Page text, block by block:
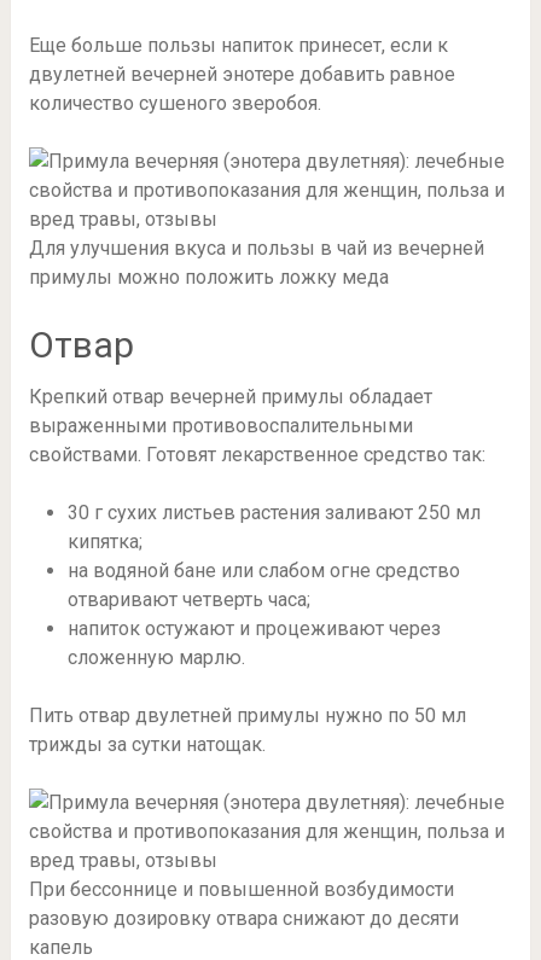
Еще больше пользы напиток принесет, если к
двулетней вечерней энотере добавить равное
количество сушеного зверобоя.
Для улучшения вкуса и пользы в чай из вечерней
примулы можно положить ложку меда
Отвар
Крепкий отвар вечерней примулы обладает
выраженными противовоспалительными
свойствами. Готовят лекарственное средство так:
30 г сухих листьев растения заливают 250 мл
кипятка;
на водяной бане или слабом огне средство
отваривают четверть часа;
напиток остужают и процеживают через
сложенную марлю.
Пить отвар двулетней примулы нужно по 50 мл
трижды за сутки натощак.
При бессоннице и повышенной возбудимости
разовую дозировку отвара снижают до десяти
капель